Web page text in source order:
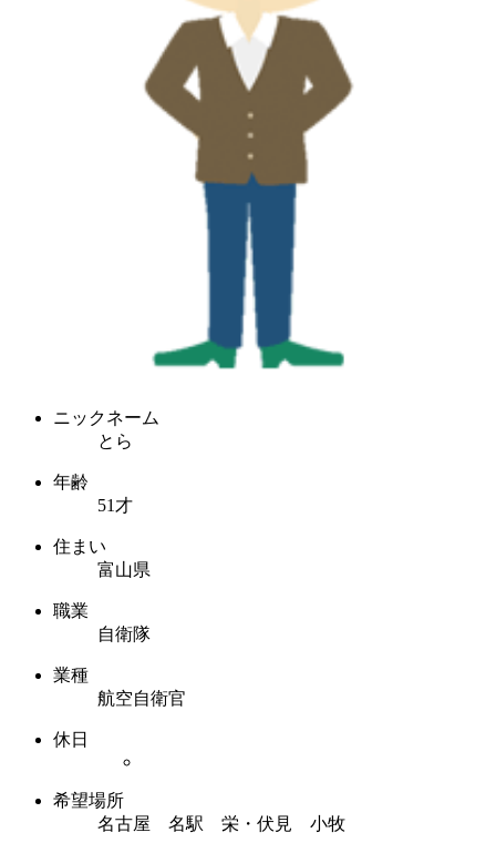
ニックネーム
とら
年齢
51才
住まい
富山県
職業
自衛隊
業種
航空自衛官
休日
希望場所
名古屋 名駅 栄・伏見 小牧